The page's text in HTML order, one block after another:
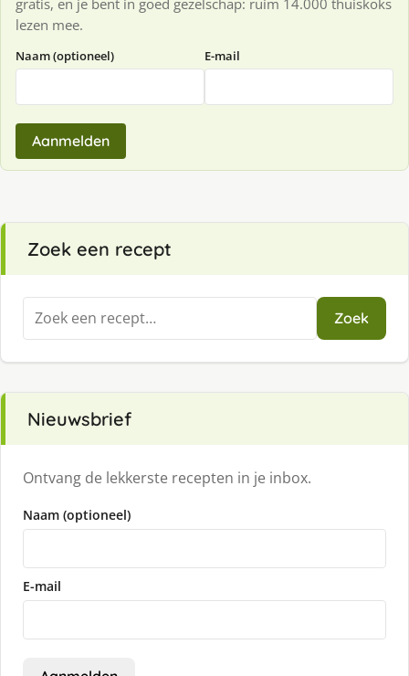
gratis, en je bent in goed gezelschap: ruim 14.000 thuiskoks
lezen mee.
Naam (optioneel) E-mail
Aanmelden
Zoek een recept
Zoeken
naar:
Zoek
Nieuwsbrief
Ontvang de lekkerste recepten in je inbox.
Naam (optioneel)
E-mail